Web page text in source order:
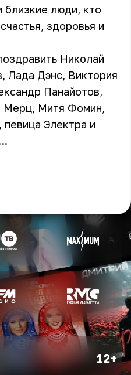
люди, кто
здоровья и
Николай
Лада Дэнс, Виктория
Панайотов,
Мерц, Митя Фомин,
Электра и
12+